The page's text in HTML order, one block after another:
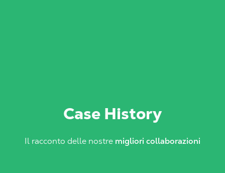
Case History
Il racconto delle nostre migliori collaborazioni